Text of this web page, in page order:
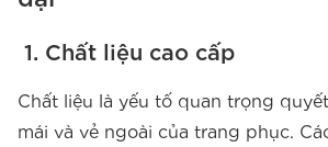
1. Chất liệu cao cấp
Chất liệu là yếu tố quan trọng
mái và vẻ ngoài của trang phục.